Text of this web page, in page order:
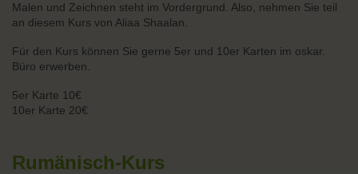
Malen und Zeichnen steht im Vordergrund. Also, nehmen Sie teil
an diesem Kurs von Aliaa Shaalan.
Für den Kurs können Sie gerne 5er und 10er Karten im oskar.
Büro erwerben.
5er Karte 10€
10er Karte 20€
Rumänisch-Kurs